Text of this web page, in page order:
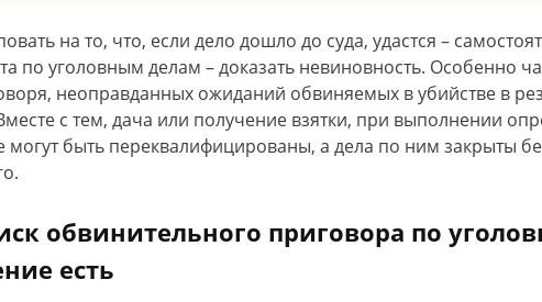
на то, что, если дело дошло до суда, удастся –
по уголовным делам – доказать невиновность. Особенно
неоправданных ожиданий обвиняемых в убийстве в
с тем, дача или получение взятки, при выполнении
могут быть переквалифицированы, а дела по ним закрыты
обвинительного приговора по
есть